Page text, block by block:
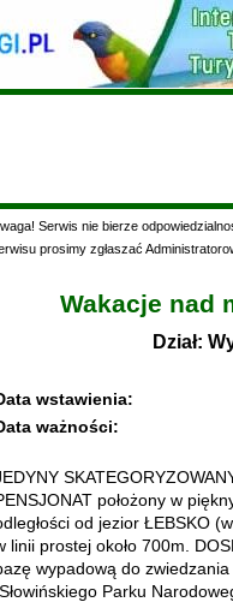
Serwis nie bierze
prosimy zgłaszać
Wakacje nad
Dział:
wstawienia:
ważności:
położony w
od jezior ŁEBSKO
linii prostej około 700m.
wypadową do
Parku